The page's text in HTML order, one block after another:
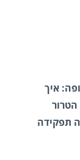
איך
ב-2026 – ומה תפקידה